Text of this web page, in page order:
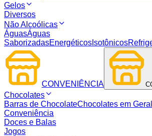
Gelos
Diversos
Não Alcoólicas
ÁguasÁguas
SaborizadasEnergéticos Isotônicos
CONVENIÊNCIA
Chocolates
Barras de ChocolateChocolates em Geral
Conveniência
Doces e Balas
Jogos